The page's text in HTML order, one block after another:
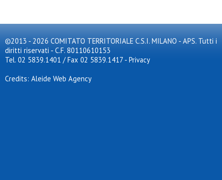
©2013 - 2026 COMITATO TERRITORIALE C.S.I. MILANO - APS. Tutti i
diritti riservati - C.F. 80110610153
Tel. 02 5839.1401 / Fax 02 5839.1417 - Privacy
Credits: Aleide Web Agency